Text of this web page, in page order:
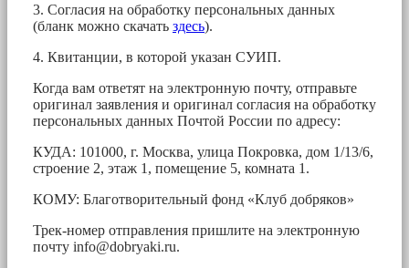
3. Согласия на обработку персональных данных
(бланк можно скачать здесь).
4. Квитанции, в которой указан СУИП.
Когда вам ответят на электронную почту, отправьте
оригинал заявления и оригинал согласия на обработку
персональных данных Почтой России по адресу:
КУДА: 101000, г. Москва, улица Покровка, дом 1/13/6,
строение 2, этаж 1, помещение 5, комната 1.
КОМУ: Благотворительный фонд «Клуб добряков»
Трек-номер отправления пришлите на электронную
почту info@dobryaki.ru.